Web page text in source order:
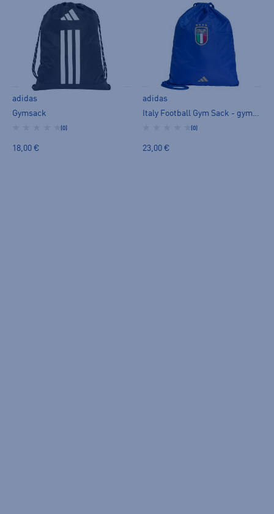
adidas
Gymsack
(0)
18,00 €
adidas
(0)
23,00 €